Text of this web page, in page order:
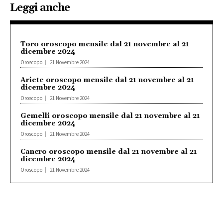
Leggi anche
Toro oroscopo mensile dal 21 novembre al 21
dicembre 2024
Oroscopo 21 Novembre 2024
Ariete oroscopo mensile dal 21 novembre al 21
dicembre 2024
Oroscopo 21 Novembre 2024
Gemelli oroscopo mensile dal 21 novembre al 21
dicembre 2024
Oroscopo 21 Novembre 2024
Cancro oroscopo mensile dal 21 novembre al 21
dicembre 2024
Oroscopo 21 Novembre 2024